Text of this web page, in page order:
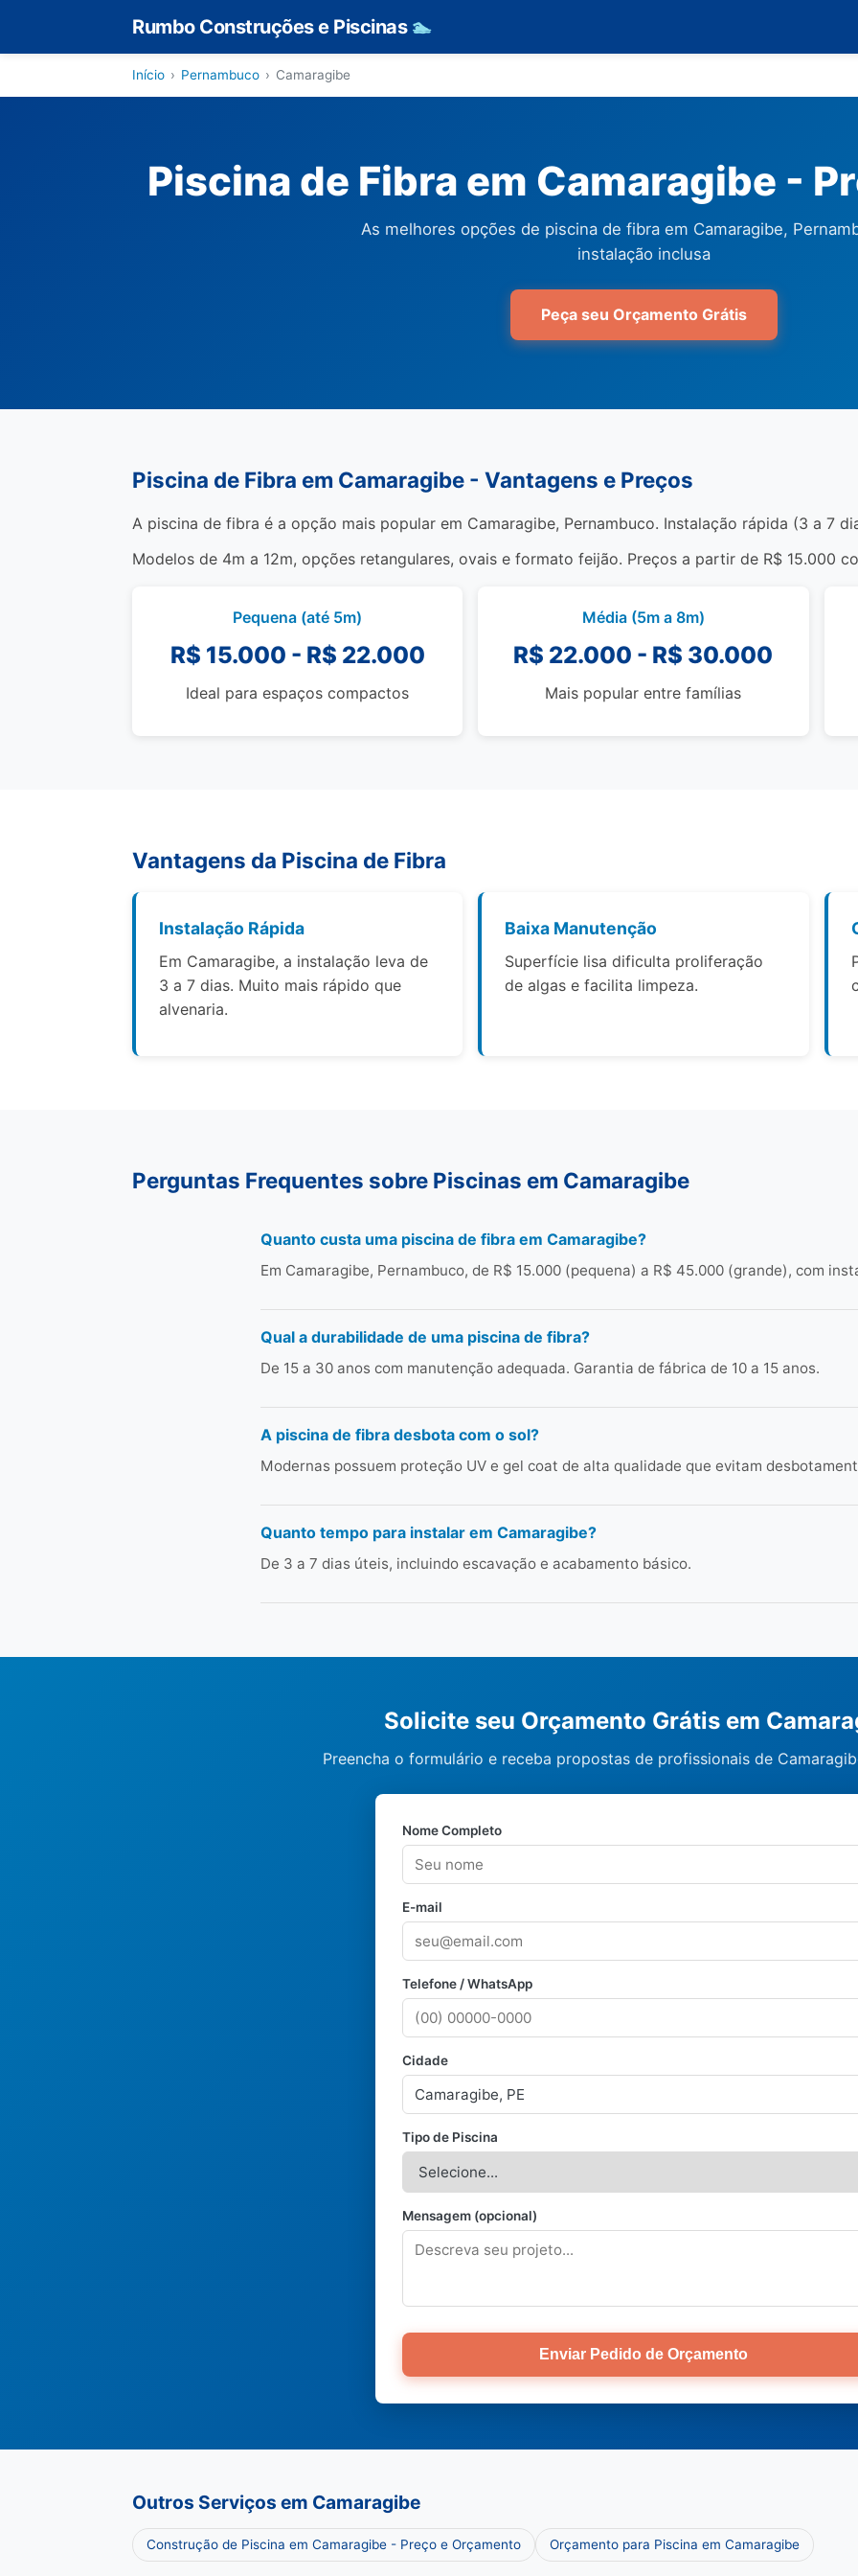
Rumbo Construções e Piscinas 🏊
Início › Pernambuco › Camaragibe
Piscina de Fibra em Camaragibe -
As melhores opções de piscina de fibra em Camaragibe,
instalação inclusa
Peça seu Orçamento Grátis
Piscina de Fibra em Camaragibe - Vantagens e Preços
A piscina de fibra é a opção mais popular em Camaragibe, Pernambuco. Instalação rápida (3 a 7
Modelos de 4m a 12m, opções retangulares, ovais e formato feijão. Preços a partir de R$ 15.000
Pequena (até 5m)
R$ 15.000 - R$ 22.000
Ideal para espaços compactos
Média (5m a 8m)
R$ 22.000 - R$ 30.000
Mais popular entre famílias
Vantagens da Piscina de Fibra
Instalação Rápida
Em Camaragibe, a instalação leva de
3 a 7 dias. Muito mais rápido que
alvenaria.
Baixa Manutenção
Superfície lisa dificulta proliferação
de algas e facilita limpeza.
Perguntas Frequentes sobre Piscinas em Camaragibe
Quanto custa uma piscina de fibra em Camaragibe?
Em Camaragibe, Pernambuco, de R$ 15.000 (pequena) a R$ 45.000 (grande), com
Qual a durabilidade de uma piscina de fibra?
De 15 a 30 anos com manutenção adequada. Garantia de fábrica de 10 a 15 anos.
A piscina de fibra desbota com o sol?
Modernas possuem proteção UV e gel coat de alta qualidade que evitam
Quanto tempo para instalar em Camaragibe?
De 3 a 7 dias úteis, incluindo escavação e acabamento básico.
Solicite seu Orçamento Grátis em
Preencha o formulário e receba propostas de profissionais de
Nome Completo
E-mail
Telefone / WhatsApp
Cidade
Tipo de Piscina
Mensagem (opcional)
Enviar Pedido de Orçamento
Outros Serviços em Camaragibe
Construção de Piscina em Camaragibe - Preço e Orçamento Orçamento para Piscina em Camaragibe